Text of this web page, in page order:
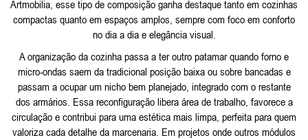
Artmobilia, esse tipo de composição ganha destaque tanto em cozinhas
compactas quanto em espaços amplos, sempre com foco em conforto
no dia a dia e elegância visual.
A organização da cozinha passa a ter outro patamar quando forno e
micro-ondas saem da tradicional posição baixa ou sobre bancadas e
passam a ocupar um nicho bem planejado, integrado com o restante
dos armários. Essa reconfiguração libera área de trabalho, favorece a
circulação e contribui para uma estética mais limpa, perfeita para quem
valoriza cada detalhe da marcenaria. Em projetos onde outros módulos